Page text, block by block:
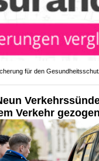
für den
Verkehr gezogen